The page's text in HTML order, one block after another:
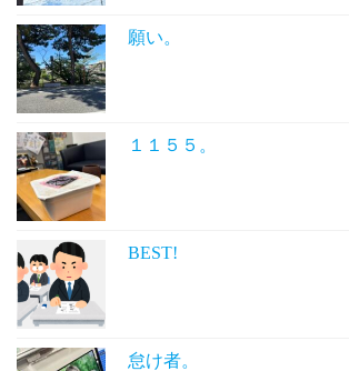
願い。
１１５５。
BEST!
怠け者。